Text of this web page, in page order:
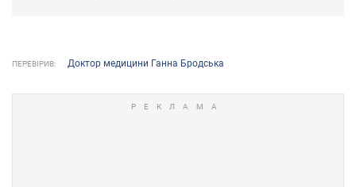
ПЕРЕВІРИВ: Доктор медицини Ганна Бродська